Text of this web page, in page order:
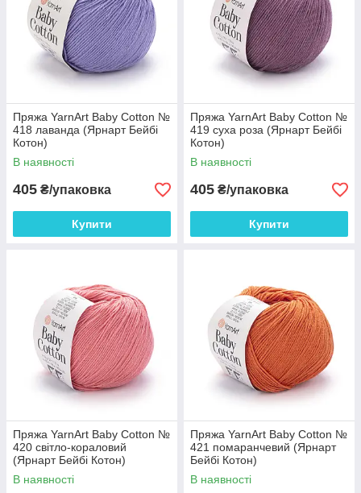
Пряжа YarnArt Baby Cotton №
418 лаванда (Ярнарт Бейбі
Котон)
В наявності
405 ₴/упаковка
Купити
Пряжа YarnArt Baby Cotton №
419 суха роза (Ярнарт Бейбі
Котон)
В наявності
405 ₴/упаковка
Купити
Пряжа YarnArt Baby Cotton №
420 світло-кораловий
(Ярнарт Бейбі Котон)
В наявності
Пряжа YarnArt Baby Cotton №
421 помаранчевий (Ярнарт
Бейбі Котон)
В наявності